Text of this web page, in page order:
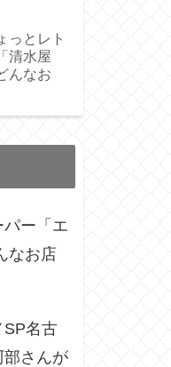
っとレト
清水屋
んなお
ー「エ
なお店
SP名古
部さんが